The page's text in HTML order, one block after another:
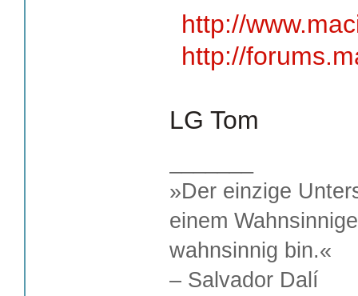
http://
http://
LG Tom
»Der einzige
einem
wahnsinnig bin.«
– Salvador Dalí